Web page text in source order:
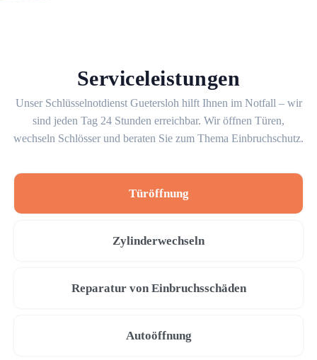
Serviceleistungen
Unser Schlüsselnotdienst Guetersloh hilft Ihnen im Notfall – wir
sind jeden Tag 24 Stunden erreichbar. Wir öffnen Türen,
wechseln Schlösser und beraten Sie zum Thema Einbruchschutz.
Türöffnung
Zylinderwechseln
Reparatur von Einbruchsschäden
Autoöffnung